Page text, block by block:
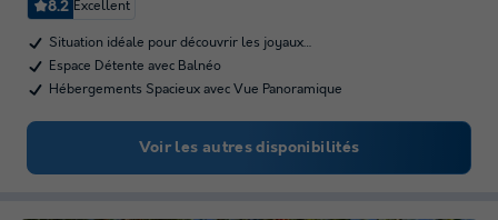
8.2 Excellent
Situation idéale pour découvrir les joyaux…
Espace Détente avec Balnéo
Hébergements Spacieux avec Vue Panoramique
Voir les autres disponibilités